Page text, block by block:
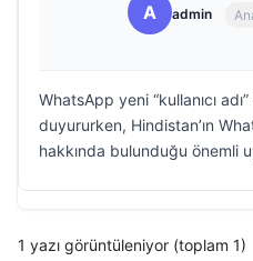
A admin
WhatsApp yeni “kullanıcı
duyururken, Hindistan’ın
hakkında bulunduğu önemli
1 yazı görüntüleniyor (toplam 1)